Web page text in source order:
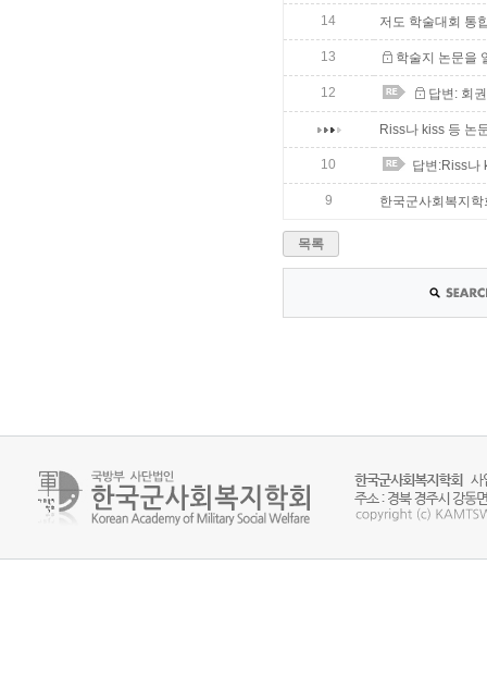
14 저도 학술대회 통
13 학술지 논문을
12 답변: 회
Riss나 kiss 등 논
10 답변:Riss나
9 한국군사회복지
목록